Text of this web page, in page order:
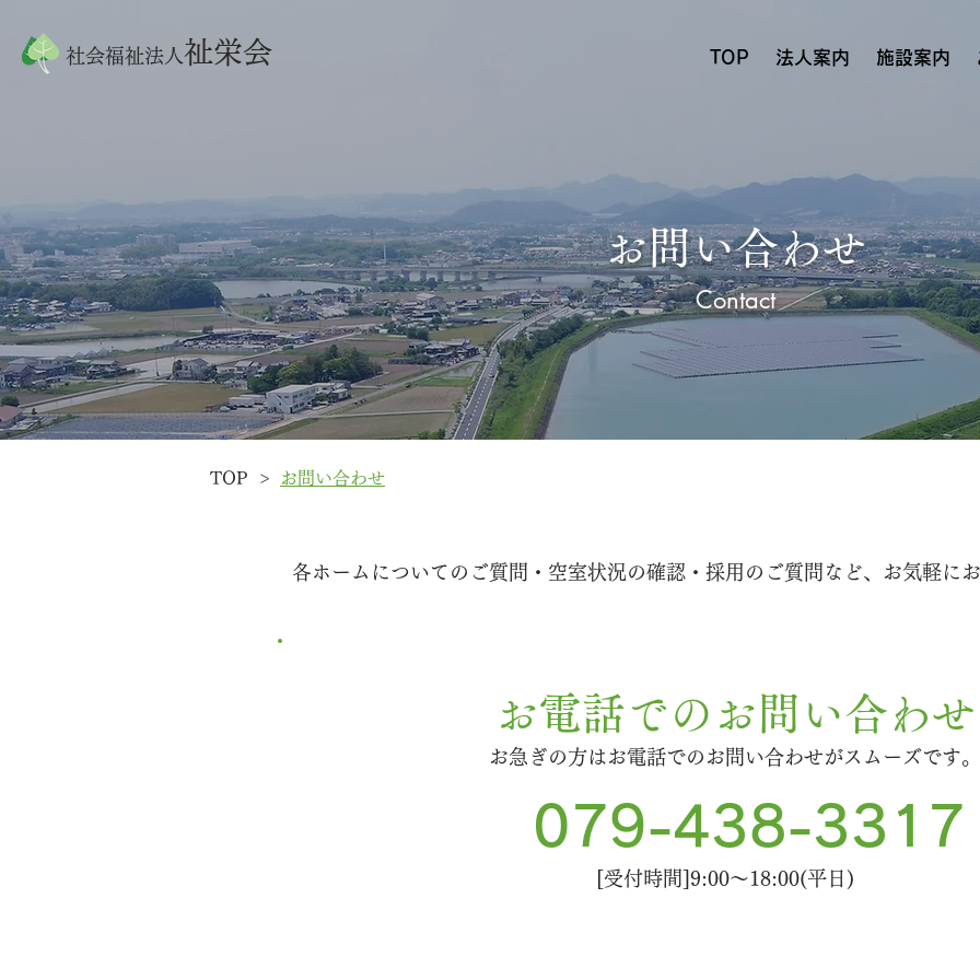
社会福祉法人 祉栄会 TOP 法人案内 施設案内
お問い合わせ
Contact
TOP > お問い合わせ
各ホームについてのご質問・空室状況の確認・採用のご質問など、お気軽に
お電話でのお問い合わせ
お急ぎの方はお電話でのお問い合わせがスムーズです。
[受付時間]9:00～18:00​(平日 )
079-438-3317